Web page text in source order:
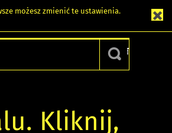
możesz zmienić te ustawienia.
Kliknij,